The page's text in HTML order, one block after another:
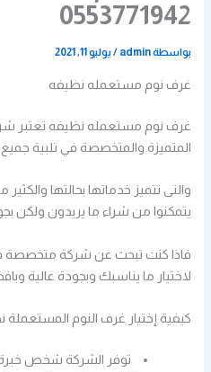
0553771942
بواسطةadmin
/يوليو 11, 2021
غرف نوم مستعمله نظيفه
غرف نوم مستعمله نظيفه تعتبر
المتميزة والمتخصصة في تلبية جميع
والتى تتميز خدماتها بحالتها
يتمكنوا من شراء ما يريدون ولكن
فاذا كنت تبحث عن شركة متخصصة
لاختيار ما يناسبك وبجودة عالية
كيفية إختيار غرف النوم المستعملة
توفر الشركة شخص خبرة